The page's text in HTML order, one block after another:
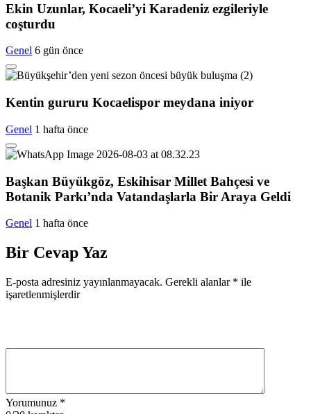
Ekin Uzunlar, Kocaeli’yi Karadeniz ezgileriyle
coşturdu
Genel 6 gün önce
Kentin gururu Kocaelispor meydana iniyor
Genel 1 hafta önce
Başkan Büyükgöz, Eskihisar Millet Bahçesi ve
Botanik Parkı’nda Vatandaşlarla Bir Araya Geldi
Genel 1 hafta önce
Bir Cevap Yaz
E-posta adresiniz yayınlanmayacak. Gerekli alanlar * ile
işaretlenmişlerdir
Yorumunuz *